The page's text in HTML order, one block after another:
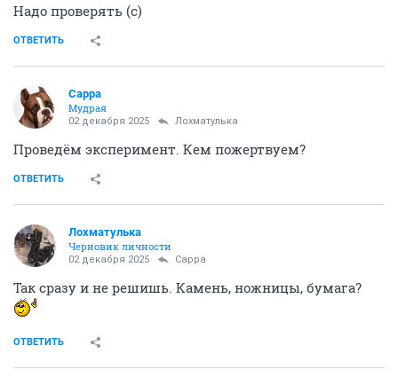
Надо проверять (с)
ОТВЕТИТЬ
Сарра
Мудрая
02 декабря 2025 Лохматулька
Проведём эксперимент. Кем пожертвуем?
ОТВЕТИТЬ
Лохматулька
Черновик личности
02 декабря 2025 Сарра
Так сразу и не решишь. Камень, ножницы, бумага?
ОТВЕТИТЬ